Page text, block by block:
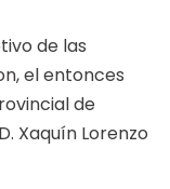
de las
el entonces
de
Xaquín Lorenzo